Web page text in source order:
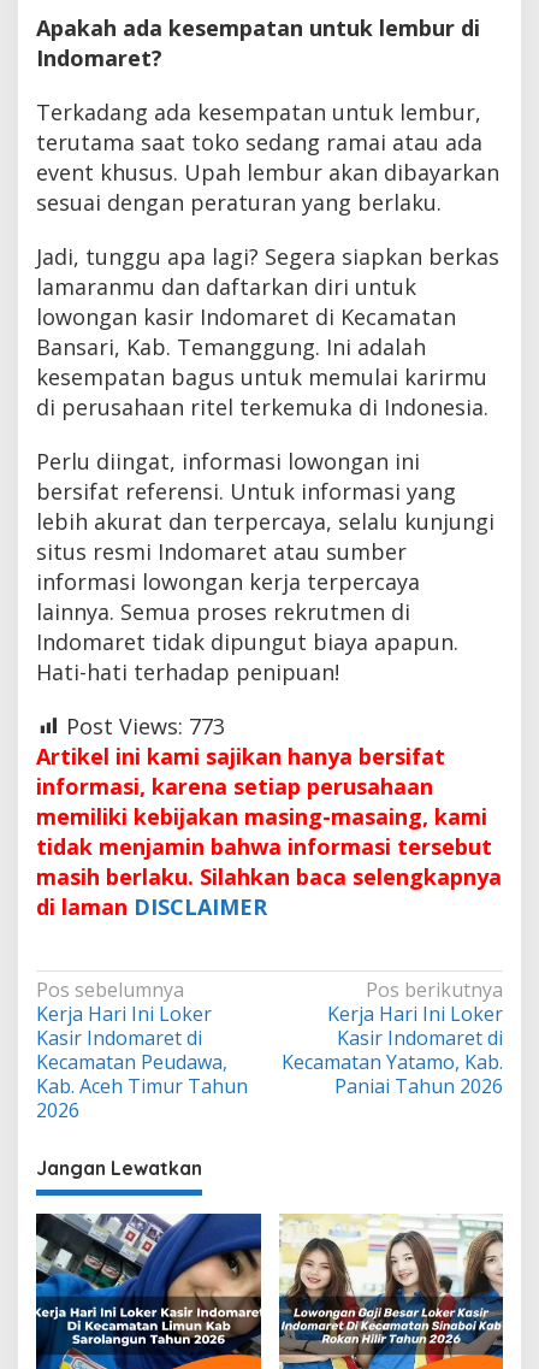
Apakah ada kesempatan untuk lembur di
Indomaret?
Terkadang ada kesempatan untuk lembur,
terutama saat toko sedang ramai atau ada
event khusus. Upah lembur akan dibayarkan
sesuai dengan peraturan yang berlaku.
Jadi, tunggu apa lagi? Segera siapkan berkas
lamaranmu dan daftarkan diri untuk
lowongan kasir Indomaret di Kecamatan
Bansari, Kab. Temanggung. Ini adalah
kesempatan bagus untuk memulai karirmu
di perusahaan ritel terkemuka di Indonesia.
Perlu diingat, informasi lowongan ini
bersifat referensi. Untuk informasi yang
lebih akurat dan terpercaya, selalu kunjungi
situs resmi Indomaret atau sumber
informasi lowongan kerja terpercaya
lainnya. Semua proses rekrutmen di
Indomaret tidak dipungut biaya apapun.
Hati-hati terhadap penipuan!
Post Views: 773
Artikel ini kami sajikan hanya bersifat
informasi, karena setiap perusahaan
memiliki kebijakan masing-masaing, kami
tidak menjamin bahwa informasi tersebut
masih berlaku. Silahkan baca selengkapnya
di laman DISCLAIMER
Navigasi
pos
Pos sebelumnya
Kerja Hari Ini Loker
Kasir Indomaret di
Kecamatan Peudawa,
Kab. Aceh Timur Tahun
2026
Pos berikutnya
Kerja Hari Ini Loker
Kasir Indomaret di
Kecamatan Yatamo, Kab.
Paniai Tahun 2026
Jangan Lewatkan